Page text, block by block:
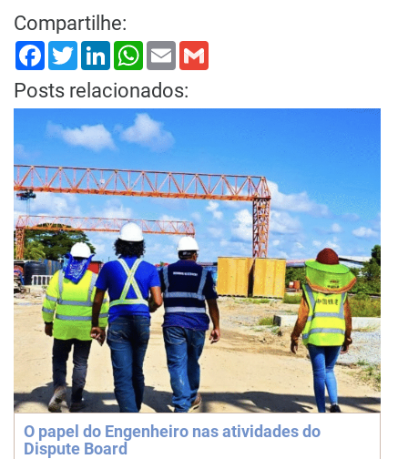
Compartilhe:
FacebookTwitterLinkedInWhatsApp
Email
Posts relacionados:
O papel do Engenheiro nas atividades do
Dispute Board